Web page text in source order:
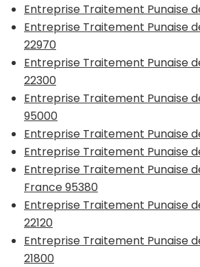
Entreprise Traitement Punaise
Entreprise Traitement Punaise
22970
Entreprise Traitement Punaise
22300
Entreprise Traitement Punaise
95000
Entreprise Traitement Punaise
Entreprise Traitement Punaise
Entreprise Traitement Punaise
France 95380
Entreprise Traitement Punaise
22120
Entreprise Traitement Punaise
21800